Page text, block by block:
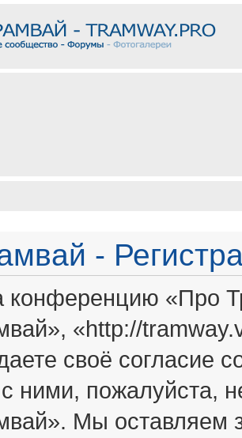
-
конференцию «Про
«http://
своё
ними, пожалуйста,
Мы оставляем